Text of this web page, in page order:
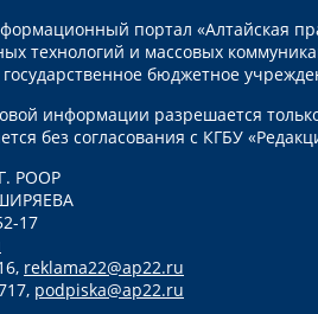
портал «Алтайская
технологий и массовых
бюджетное
информации разрешается
без согласования с КГБУ
РООР
17
reklama22@ap22.ru
podpiska@ap22.ru